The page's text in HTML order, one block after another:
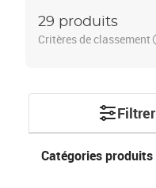
29 produits
Critères de classement
Filtrer
Catégories produits